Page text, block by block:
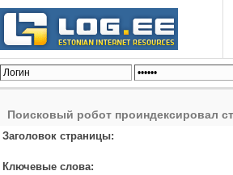
Поисковый робот проиндексировал
Заголовок страницы:
Ключевые слова: